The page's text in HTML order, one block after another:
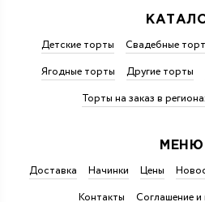
Детские торты Свадебные
Ягодные торты
Другие торты
Торты на заказ в
МЕНЮ
Доставка Начинки Цены
Контакты
Соглашение и